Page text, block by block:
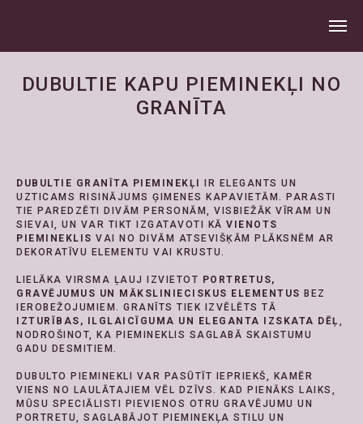
DUBULTIE KAPU PIEMINEKĻI NO
GRANĪTA
DUBULTIE GRANĪTA PIEMINEKĻI
IR ELEGANTS UN
UZTICAMS RISINĀJUMS ĢIMENES KAPAVIETĀM. PARASTI
TIE PAREDZĒTI DIVĀM PERSONĀM, VISBIEŽĀK VĪRAM UN
SIEVAI, UN VAR TIKT IZGATAVOTI KĀ VIENOTS
PIEMINEKLIS VAI NO DIVĀM ATSEVIŠĶĀM PLĀKSNĒM AR
DEKORATĪVU ELEMENTU VAI KRUSTU.
LIELĀKA VIRSMA ĻAUJ IZVIETOT PORTRETUS,
GRAVĒJUMUS UN MĀKSLINIECISKUS ELEMENTUS BEZ
IEROBEŽOJUMIEM. GRANĪTS TIEK IZVĒLĒTS TĀ
IZTURĪBAS, ILGLAICĪGUMA UN ELEGANTA IZSKATA DĒĻ,
NODROŠINOT, KA PIEMINEKLIS SAGLABĀ SKAISTUMU
GADU DESMITIEM.
DUBULTO PIEMINEKLI VAR PASŪTĪT IEPRIEKŠ, KAMĒR
VIENS NO LAULĀTAJIEM VĒL DZĪVS. KAD PIENĀKS LAIKS,
MŪSU SPECIĀLISTI PIEVIENOS OTRU GRAVĒJUMU UN
PORTRETU, SAGLABĀJOT PIEMINEKĻA STILU UN